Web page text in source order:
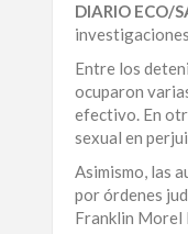
JUAN
ALTAGRACIA
PUERTO
PLATA
CONTÁCTENOS
DIARIO ECO/
Entre los
ocuparon
efectivo. En
sexual en
Asimismo, las
por órdenes
Franklin Morel